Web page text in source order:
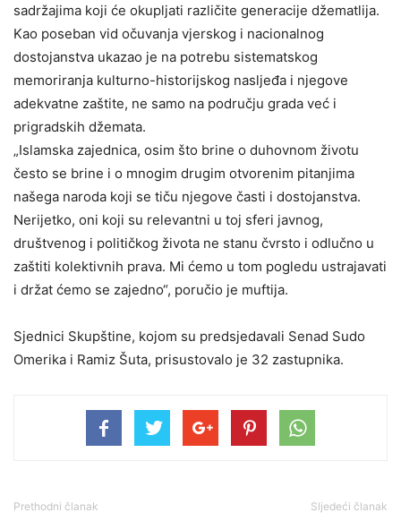
sadržajima koji će okupljati različite generacije džematlija.
Kao poseban vid očuvanja vjerskog i nacionalnog
dostojanstva ukazao je na potrebu sistematskog
memoriranja kulturno-historijskog nasljeđa i njegove
adekvatne zaštite, ne samo na području grada već i
prigradskih džemata.
„Islamska zajednica, osim što brine o duhovnom životu
često se brine i o mnogim drugim otvorenim pitanjima
našega naroda koji se tiču njegove časti i dostojanstva.
Nerijetko, oni koji su relevantni u toj sferi javnog,
društvenog i političkog života ne stanu čvrsto i odlučno u
zaštiti kolektivnih prava. Mi ćemo u tom pogledu ustrajavati
i držat ćemo se zajedno“, poručio je muftija.
Sjednici Skupštine, kojom su predsjedavali Senad Sudo
Omerika i Ramiz Šuta, prisustovalo je 32 zastupnika.
Prethodni članak Sljedeći članak